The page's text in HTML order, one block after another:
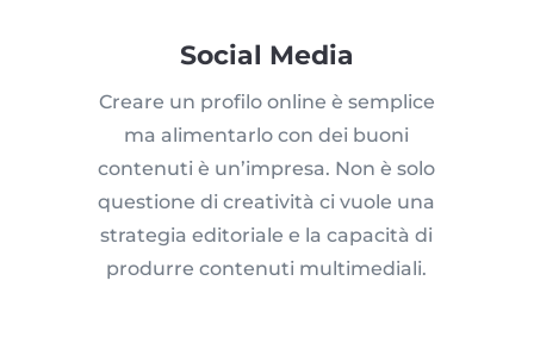
Social Media
Creare un profilo online è semplice
ma alimentarlo con dei buoni
contenuti è un’impresa. Non è solo
questione di creatività ci vuole una
strategia editoriale e la capacità di
produrre contenuti multimediali.